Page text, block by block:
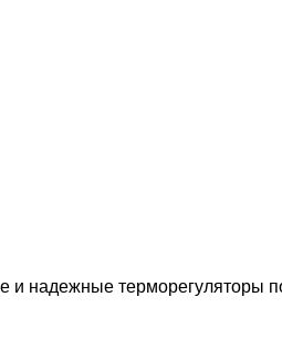
надежные терморегуляторы